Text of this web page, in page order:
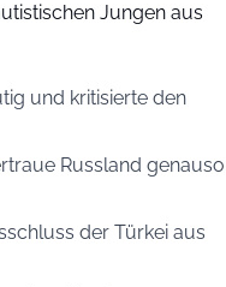
Jungen aus
und kritisierte den
Russland genauso
der Türkei aus